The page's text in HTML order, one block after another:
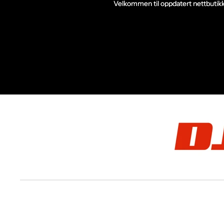
Velkommen til oppdatert
Velkommen til oppdatert